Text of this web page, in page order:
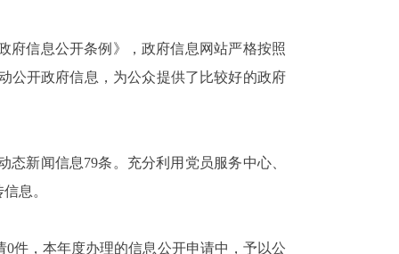
府信息公开条例》，政府信息网站严格按照
公开政府信息，为公众提供了比较好的政府
新闻信息79条。充分利用党员服务中心、
息。
件，本年度办理的信息公开申请中，予以公